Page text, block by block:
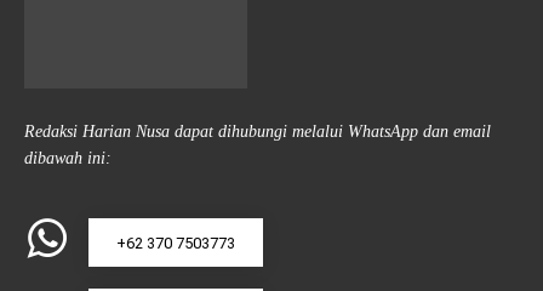
Redaksi Harian Nusa dapat dihubungi melalui WhatsApp dan email
dibawah ini:
+62 370 7503773